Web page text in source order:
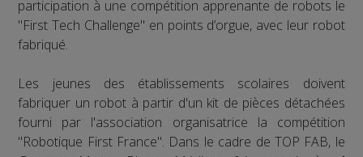
participation à une compétition apprenante de robots le
"First Tech Challenge" en points d’orgue, avec leur robot
fabriqué.
Les jeunes des établissements scolaires doivent
fabriquer un robot à partir d'un kit de pièces détachées
fourni par l'association organisatrice la compétition
"Robotique First France". Dans le cadre de TOP FAB, le